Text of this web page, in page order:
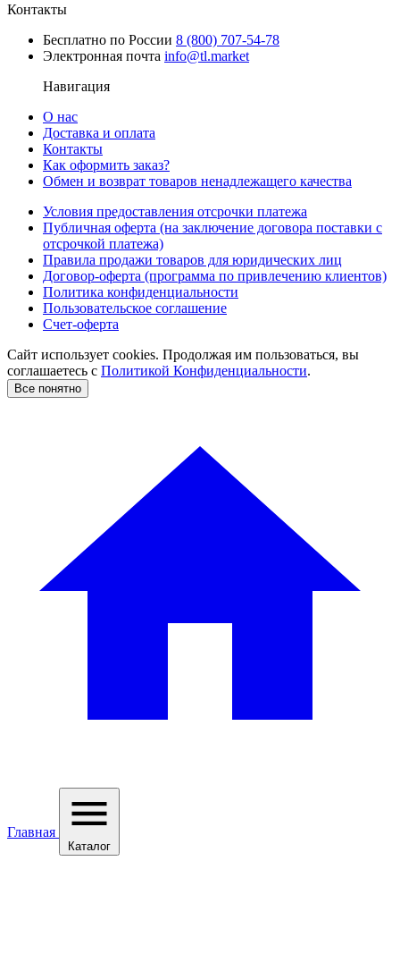
Контакты
Бесплатно по России 8 (800) 707-54-78
Электронная почта info@tl.market
Навигация
О нас
Доставка и оплата
Контакты
Как оформить заказ?
Обмен и возврат товаров ненадлежащего качества
Условия предоставления отсрочки платежа
Публичная оферта (на заключение договора поставки с
отсрочкой платежа)
Правила продажи товаров для юридических лиц
Договор-оферта (программа по привлечению клиентов)
Политика конфиденциальности
Пользовательское соглашение
Счет-оферта
Сайт использует cookies. Продолжая им пользоваться, вы
соглашаетесь c Политикой Конфиденциальности.
Все понятно
Главная
Каталог